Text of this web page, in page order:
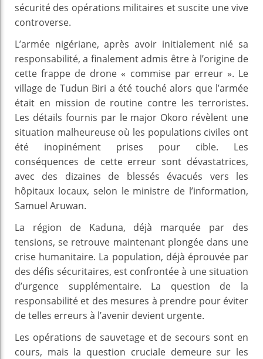
sécurité des opérations militaires et suscite une vive
controverse.
L’armée nigériane, après avoir initialement nié sa
responsabilité, a finalement admis être à l’origine de
cette frappe de drone « commise par erreur ». Le
village de Tudun Biri a été touché alors que l’armée
était en mission de routine contre les terroristes.
Les détails fournis par le major Okoro révèlent une
situation malheureuse où les populations civiles ont
été inopinément prises pour cible. Les
conséquences de cette erreur sont dévastatrices,
avec des dizaines de blessés évacués vers les
hôpitaux locaux, selon le ministre de l’information,
Samuel Aruwan.
La région de Kaduna, déjà marquée par des
tensions, se retrouve maintenant plongée dans une
crise humanitaire. La population, déjà éprouvée par
des défis sécuritaires, est confrontée à une situation
d’urgence supplémentaire. La question de la
responsabilité et des mesures à prendre pour éviter
de telles erreurs à l’avenir devient urgente.
Les opérations de sauvetage et de secours sont en
cours, mais la question cruciale demeure sur les